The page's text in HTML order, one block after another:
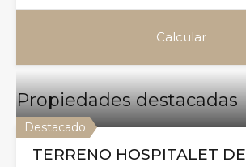
Propiedades destacadas
Destacado
TERRENO HOSPITALET DE